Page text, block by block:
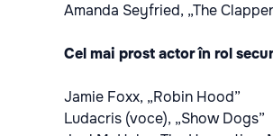
Amanda Seyfried, „The
Cel mai prost actor în rol
Jamie Foxx, „Robin Hood”
Ludacris (voce), „Show Dogs”